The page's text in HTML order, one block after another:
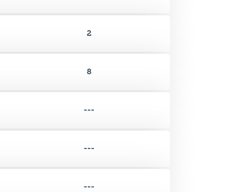
2
8
---
---
---